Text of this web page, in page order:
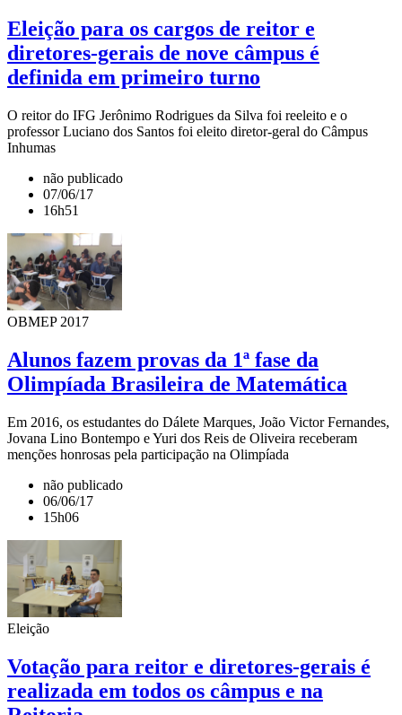
Eleição para os cargos de reitor e
diretores-gerais de nove câmpus é
definida em primeiro turno
O reitor do IFG Jerônimo Rodrigues da Silva foi reeleito e o
professor Luciano dos Santos foi eleito diretor-geral do Câmpus
Inhumas
não publicado
07/06/17
16h51
OBMEP 2017
Alunos fazem provas da 1ª fase da
Olimpíada Brasileira de Matemática
Em 2016, os estudantes do Dálete Marques, João Victor Fernandes,
Jovana Lino Bontempo e Yuri dos Reis de Oliveira receberam
menções honrosas pela participação na Olimpíada
não publicado
06/06/17
15h06
Eleição
Votação para reitor e diretores-gerais é
realizada em todos os câmpus e na